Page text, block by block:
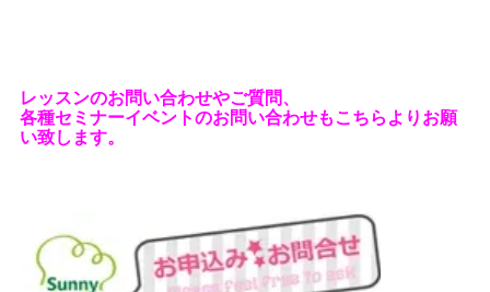
レッスンのお問い合わせやご質問、
各種セミナーイベントのお問い合わせもこちらよりお願
い致します。